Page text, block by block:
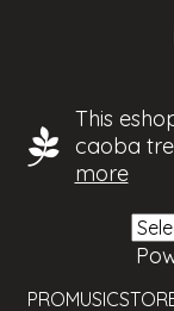
This
caoba
more